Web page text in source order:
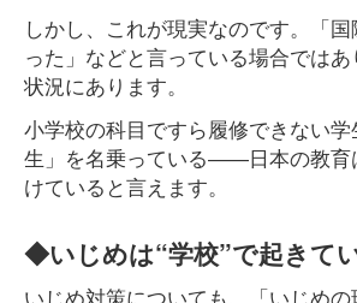
しかし、これが現実なのです。「
った」などと言っている場合では
状況にあります。
小学校の科目ですら履修できない
生」を名乗っている――日本の教育
けていると言えます。
◆いじめは“学校”で起きて
いじめ対策についても、「いじめ